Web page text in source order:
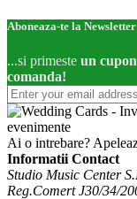
Aboneaza-te la Newsletter
...si primeste un
comanda!
Ai o intrebare?
Informatii Contact
Studio Music Center
Reg.Comert J30/34/